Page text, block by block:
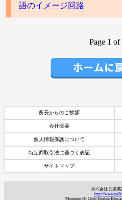
語のイメージ回路
Page 1 of
所長からのご挨拶
会社概要
個人情報保護について
特定商取引法に基づく表記
サイトマップ
株式会社 児童英
https://
©Institute Of Child English